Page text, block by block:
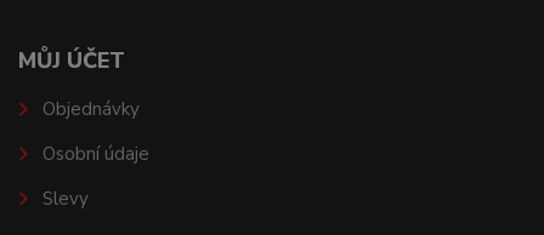
MŮJ ÚČET
Objednávky
Osobní údaje
Slevy